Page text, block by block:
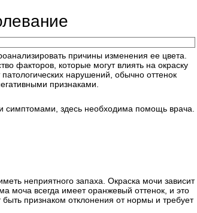
причины изменения ее цвета.
факторов, которые могут влиять на окраску
нарушений, обычно оттенок
признаками.
симптомами, здесь необходима помощь врача.
неприятного запаха. Окраска мочи зависит
моча всегда имеет оранжевый оттенок, и это
признаком отклонения от нормы и требует